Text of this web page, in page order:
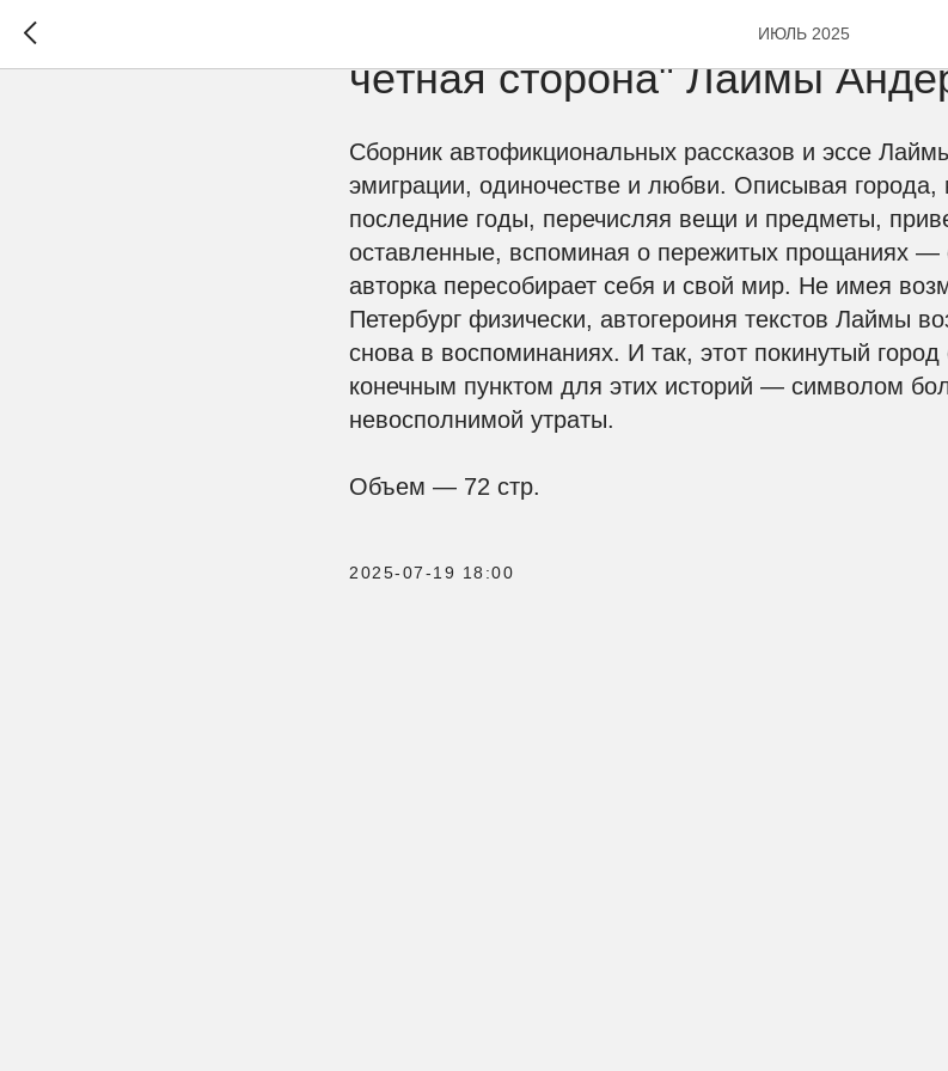
ИЮЛЬ 2025
Книжный Клуб "Набережная
чётная сторона" Лаймы
Сборник автофикциональных рассказов и эссе
эмиграции, одиночестве и любви. Описывая города,
последние годы, перечисляя вещи и предметы,
оставленные, вспоминая о пережитых прощаниях
авторка пересобирает себя и свой мир. Не имея
Петербург физически, автогероиня текстов Лаймы
снова в воспоминаниях. И так, этот покинутый
конечным пунктом для этих историй — символом
невосполнимой утраты.
Объем — 72 стр.
2025-07-19 18:00